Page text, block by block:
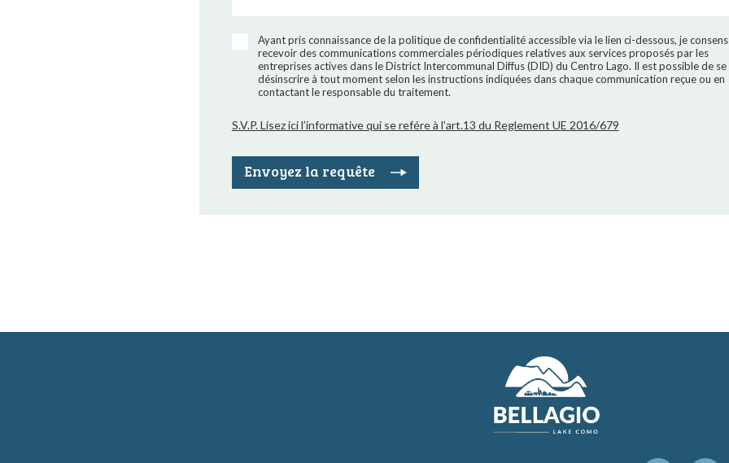
Ayant pris connaissance de la politique de confidentialité accessible via le lien ci-dessous, je
recevoir des communications commerciales périodiques relatives aux services proposés par les
entreprises actives dans le District Intercommunal Diffus (DID) du Centro Lago. Il est possible de se
désinscrire à tout moment selon les instructions indiquées dans chaque communication reçue ou en
contactant le responsable du traitement.
S.V.P. Lisez ici l’informative qui se refére à l’art.13 du Reglement UE 2016/679
Envoyez la requête